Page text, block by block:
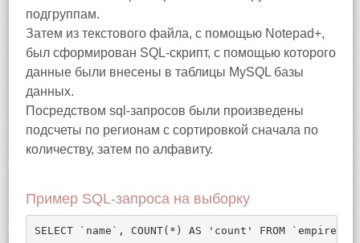
подгруппам.
Затем из текстового файла, с помощью Notepad+,
был сформирован SQL-скрипт, с помощью которого
данные были внесены в таблицы MySQL базы
данных.
Посредством sql-запросов были произведены
подсчеты по регионам с сортировкой сначала по
количеству, затем по алфавиту.
Пример SQL-запроса на выборку
SELECT `name`, COUNT(*) AS 'count' FROM